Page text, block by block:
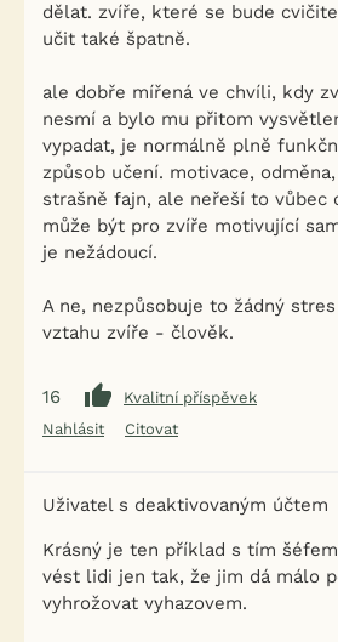
dělat. zvíře, které se bude
učit také špatně.
ale dobře mířená ve chvíli, kdy
nesmí a bylo mu přitom
vypadat, je normálně plně
způsob učení. motivace,
strašně fajn, ale neřeší to vůbec
může být pro zvíře motivující
je nežádoucí.
A ne, nezpůsobuje to žádný
vztahu zvíře - člověk.
16
Kvalitní příspěvek
Nahlásit
Citovat
Uživatel s deaktivovaným účtem
Krásný je ten příklad s tím
vést lidi jen tak, že jim dá málo
vyhrožovat vyhazovem.